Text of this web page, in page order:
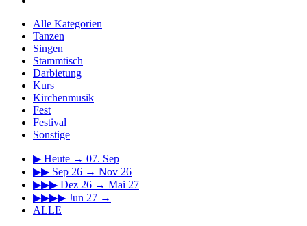
Alle Kategorien
Tanzen
Singen
Stammtisch
Darbietung
Kurs
Kirchenmusik
Fest
Festival
Sonstige
▶ Heute → 07. Sep
▶▶ Sep 26 → Nov 26
▶▶▶ Dez 26 → Mai 27
▶▶▶▶ Jun 27 →
ALLE